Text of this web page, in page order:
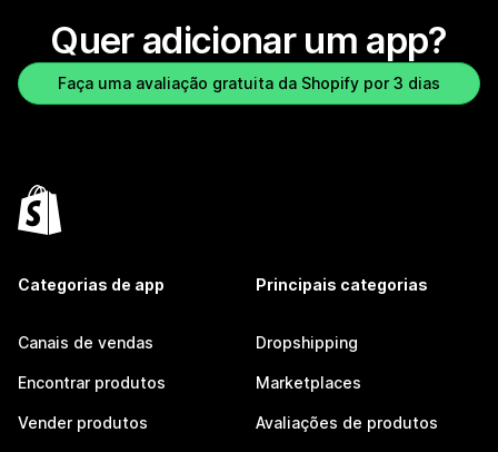
Quer adicionar um app?
Faça uma avaliação gratuita da Shopify por 3 dias
Categorias de app
Canais de vendas
Encontrar produtos
Vender produtos
Principais categorias
Dropshipping
Marketplaces
Avaliações de produtos